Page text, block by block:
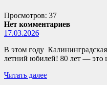
Просмотров: 37
Нет комментариев
17.03.2026
В этом году
летний юбилей! 80 лет — это
Читать далее